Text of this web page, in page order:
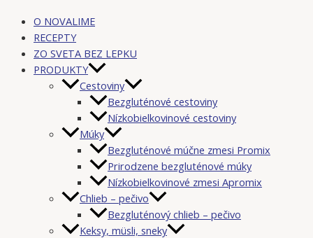
O NOVALIME
RECEPTY
ZO SVETA BEZ LEPKU
PRODUKTY
Cestoviny
Bezgluténové cestoviny
Nízkobielkovinové cestoviny
Múky
Bezgluténové múčne zmesi Promix
Prirodzene bezgluténové múky
Nízkobielkovinové zmesi Apromix
Chlieb – pečivo
Bezgluténový chlieb – pečivo
Keksy, müsli, sneky